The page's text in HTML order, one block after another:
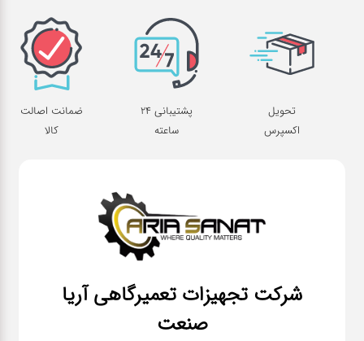
تحویل
اکسپرس
پشتیبانی 24
ساعته
ضمانت اصالت
کالا
شرکت تجهیزات تعمیرگاهی آریا
صنعت